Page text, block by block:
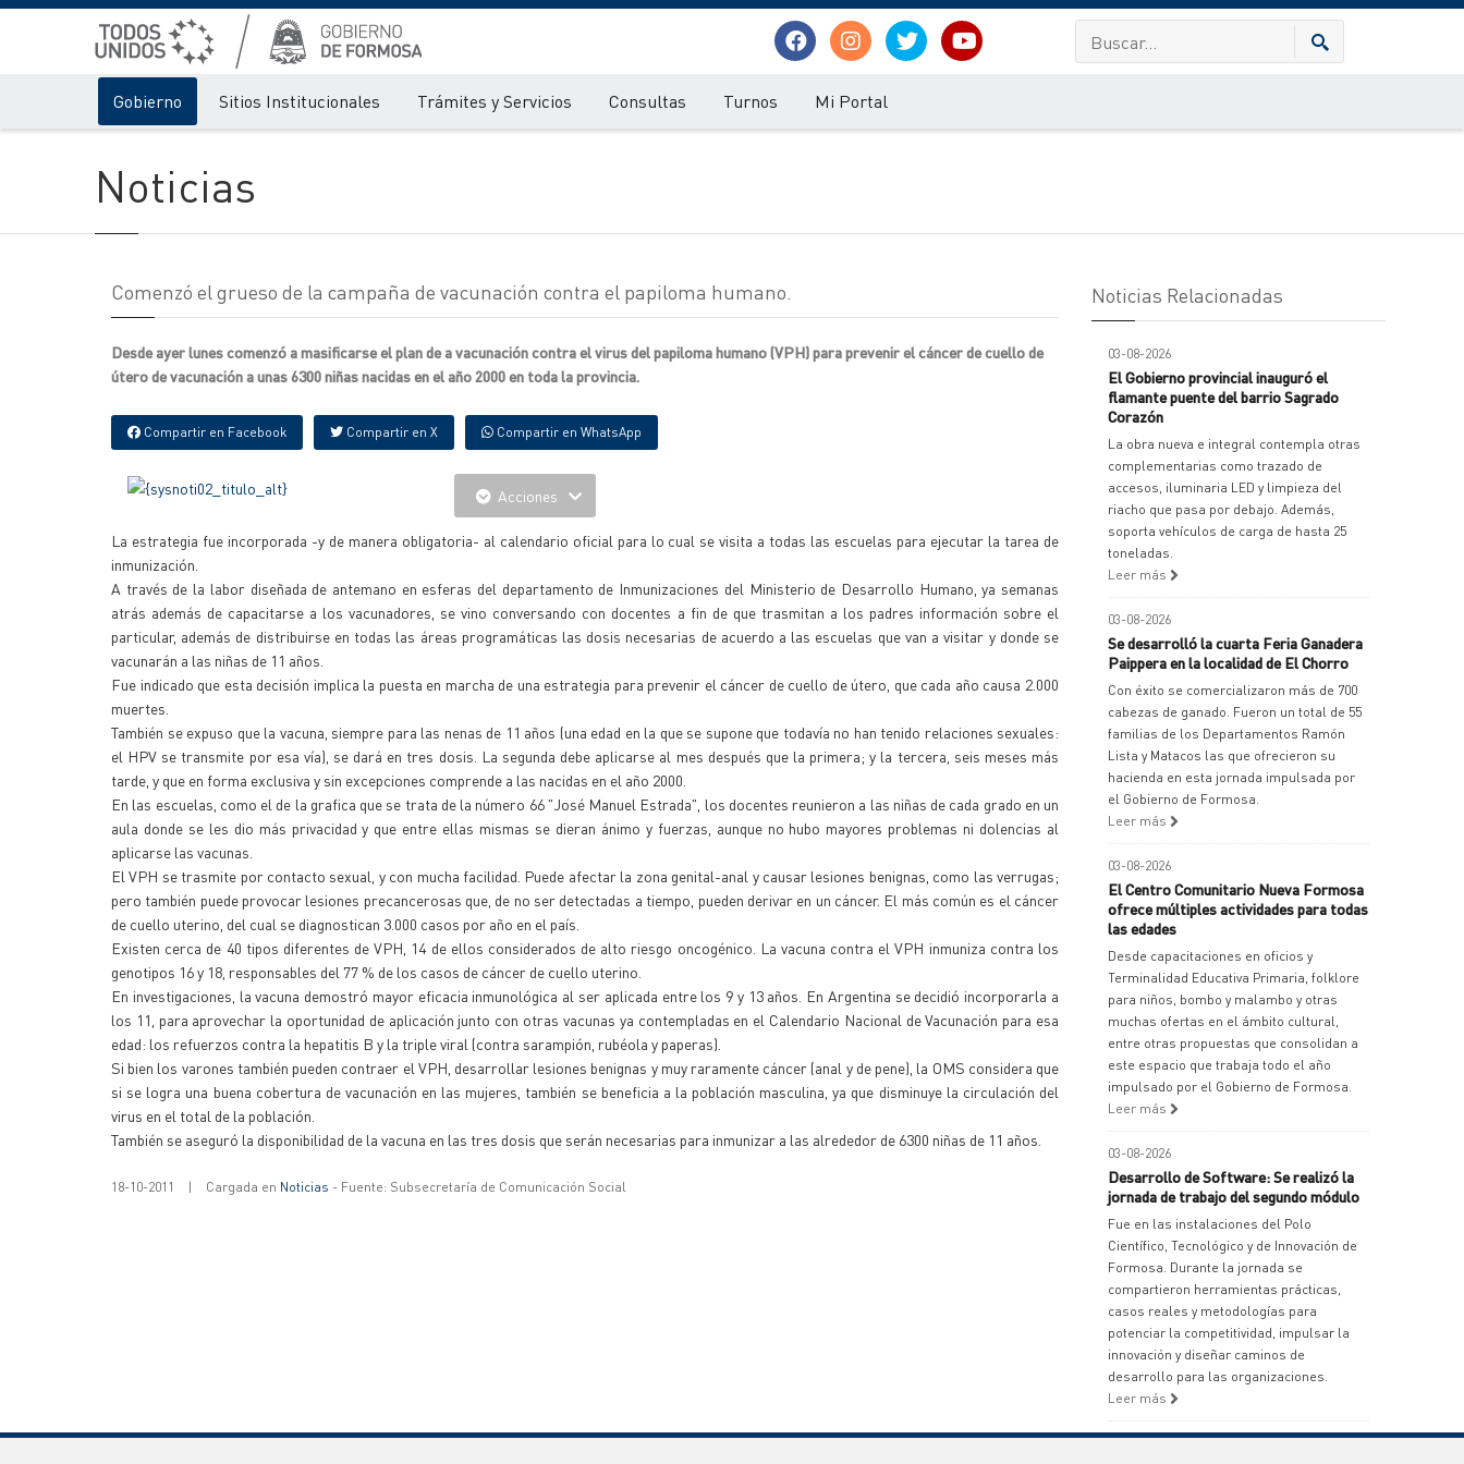
Gobierno Sitios Institucionales Trámites y Servicios Consultas Turnos Mi Portal
Noticias
Comenzó el grueso de la campaña de vacunación contra el papiloma humano.
Desde ayer lunes comenzó a masificarse el plan de a vacunación contra el virus del papiloma humano (VPH) para prevenir el cáncer de cuello de
útero de vacunación a unas 6300 niñas nacidas en el año 2000 en toda la provincia.
Compartir en Facebook Compartir en X Compartir en WhatsApp
Acciones
La estrategia fue incorporada -y de manera obligatoria- al calendario oficial para lo cual se visita a todas las escuelas para ejecutar la tarea de
inmunización.
A través de la labor diseñada de antemano en esferas del departamento de Inmunizaciones del Ministerio de Desarrollo Humano, ya semanas
atrás además de capacitarse a los vacunadores, se vino conversando con docentes a fin de que trasmitan a los padres información sobre el
particular, además de distribuirse en todas las áreas programáticas las dosis necesarias de acuerdo a las escuelas que van a visitar y donde se
vacunarán a las niñas de 11 años.
Fue indicado que esta decisión implica la puesta en marcha de una estrategia para prevenir el cáncer de cuello de útero, que cada año causa 2.000
muertes.
También se expuso que la vacuna, siempre para las nenas de 11 años (una edad en la que se supone que todavía no han tenido relaciones sexuales:
el HPV se transmite por esa vía), se dará en tres dosis. La segunda debe aplicarse al mes después que la primera; y la tercera, seis meses más
tarde, y que en forma exclusiva y sin excepciones comprende a las nacidas en el año 2000.
En las escuelas, como el de la grafica que se trata de la número 66 "José Manuel Estrada", los docentes reunieron a las niñas de cada grado en un
aula donde se les dio más privacidad y que entre ellas mismas se dieran ánimo y fuerzas, aunque no hubo mayores problemas ni dolencias al
aplicarse las vacunas.
El VPH se trasmite por contacto sexual, y con mucha facilidad. Puede afectar la zona genital-anal y causar lesiones benignas, como las verrugas;
pero también puede provocar lesiones precancerosas que, de no ser detectadas a tiempo, pueden derivar en un cáncer. El más común es el cáncer
de cuello uterino, del cual se diagnostican 3.000 casos por año en el país.
Existen cerca de 40 tipos diferentes de VPH, 14 de ellos considerados de alto riesgo oncogénico. La vacuna contra el VPH inmuniza contra los
genotipos 16 y 18, responsables del 77 % de los casos de cáncer de cuello uterino.
En investigaciones, la vacuna demostró mayor eficacia inmunológica al ser aplicada entre los 9 y 13 años. En Argentina se decidió incorporarla a
los 11, para aprovechar la oportunidad de aplicación junto con otras vacunas ya contempladas en el Calendario Nacional de Vacunación para esa
edad: los refuerzos contra la hepatitis B y la triple viral (contra sarampión, rubéola y paperas).
Si bien los varones también pueden contraer el VPH, desarrollar lesiones benignas y muy raramente cáncer (anal y de pene), la OMS considera que
si se logra una buena cobertura de vacunación en las mujeres, también se beneficia a la población masculina, ya que disminuye la circulación del
virus en el total de la población.
También se aseguró la disponibilidad de la vacuna en las tres dosis que serán necesarias para inmunizar a las alrededor de 6300 niñas de 11 años.
18-10-2011 | Cargada en Noticias - Fuente: Subsecretaría de Comunicación Social
Noticias Relacionadas
03-08-2026
El Gobierno provincial inauguró el
flamante puente del barrio Sagrado
Corazón
La obra nueva e integral contempla otras
complementarias como trazado de
accesos, iluminaria LED y limpieza del
riacho que pasa por debajo. Además,
soporta vehículos de carga de hasta 25
toneladas.
Leer más
03-08-2026
Se desarrolló la cuarta Feria Ganadera
Paippera en la localidad de El Chorro
Con éxito se comercializaron más de 700
cabezas de ganado. Fueron un total de 55
familias de los Departamentos Ramón
Lista y Matacos las que ofrecieron su
hacienda en esta jornada impulsada por
el Gobierno de Formosa.
Leer más
03-08-2026
El Centro Comunitario Nueva Formosa
ofrece múltiples actividades para todas
las edades
Desde capacitaciones en oficios y
Terminalidad Educativa Primaria, folklore
para niños, bombo y malambo y otras
muchas ofertas en el ámbito cultural,
entre otras propuestas que consolidan a
este espacio que trabaja todo el año
impulsado por el Gobierno de Formosa.
Leer más
03-08-2026
Desarrollo de Software: Se realizó la
jornada de trabajo del segundo módulo
Fue en las instalaciones del Polo
Científico, Tecnológico y de Innovación de
Formosa. Durante la jornada se
compartieron herramientas prácticas,
casos reales y metodologías para
potenciar la competitividad, impulsar la
innovación y diseñar caminos de
desarrollo para las organizaciones.
Leer más